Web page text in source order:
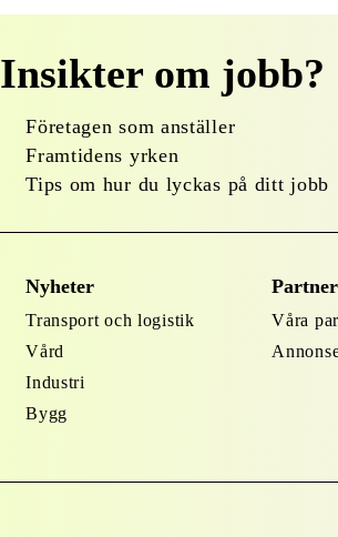
Insikter om jobb?
Företagen som anställer
Framtidens yrken
Tips om hur du lyckas på ditt jobb
Nyheter
Transport och logistik
Vård
Industri
Bygg
Våra